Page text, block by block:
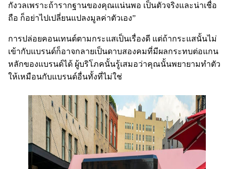
กังวลเพราะถ้ารากฐานของคุณแน่นพอ เป็นตัวจริงและน่าเชื่อ
ถือ ก็อย่าไปเปลี่ยนแปลงมูลค่าตัวเอง”
การปล่อยคอนเทนต์ตามกระแสเป็นเรื่องดี แต่ถ้ากระแสนั้นไม่
เข้ากับแบรนด์ก็อาจกลายเป็นดาบสองคมที่มีผลกระทบต่อแกน
หลักของแบรนด์ได้ ผู้บริโภคนั้นรู้เสมอว่าคุณนั้นพยายามทำตัว
ให้เหมือนกับแบรนด์อื่นทั้งที่ไม่ใช่